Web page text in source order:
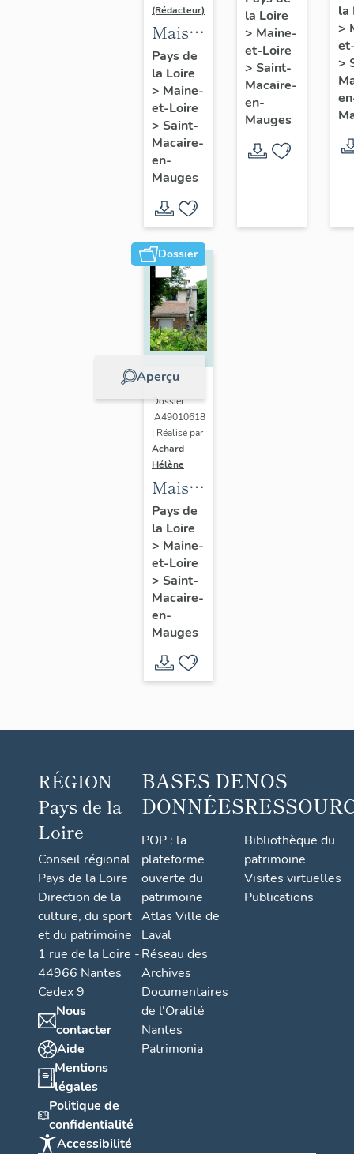
(Rédacteur)
Maison
de
l'industriel
Louis
Pasquier,
2 rue
Pasteur,
Saint-
Macaire-
en-
Mauges
Pays de
la Loire
> Maine-
et-Loire
> Saint-
Macaire-
en-
Mauges
l'industriel
Jean
Pasquier,
9 rue
Jeanne-
d'Arc,
Saint-
la Loire
> Maine-
et-Loire
> Saint-
Macaire-
en-
Mauges
la
>
>
Dossier
Aperçu
Dossier
IA49010618
| Réalisé par
Achard
Hélène
Maison
de
l'industriel
Louis
Huchon
(fils)
Pays de
la Loire
> Maine-
et-Loire
> Saint-
Macaire-
en-
Mauges
RÉGION
Pays de la
Loire
Conseil régional
Pays de la Loire
Direction de la
culture, du sport
et du patrimoine
1 rue de la Loire -
44966 Nantes
Cedex 9
Nous
contacter
Aide
Mentions
légales
Politique de
confidentialité
Accessibilité
BASES DE
DONNÉES
POP : la
plateforme
ouverte du
patrimoine
Atlas Ville de
Laval
Réseau des
Archives
Documentaires
de l'Oralité
Nantes
Patrimonia
NOS
Bibliothèque du
patrimoine
Visites virtuelles
Publications